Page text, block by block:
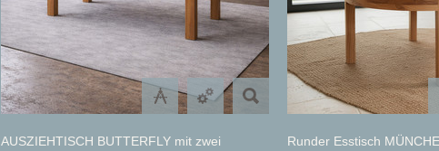
AUSZIEHTISCH BUTTERFLY mit zwei
Runder Esstisch